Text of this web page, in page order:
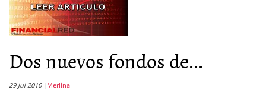
Dos nuevos fondos de...
29 Jul 2010 Merlina